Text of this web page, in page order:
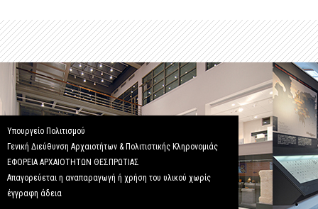
Υπουργείο Πολιτισμού
Γενική Διεύθυνση Αρχαιοτήτων & Πολιτιστικής Κληρονομιάς
ΕΦΟΡΕΙΑ ΑΡΧΑΙΟΤΗΤΩΝ ΘΕΣΠΡΩΤΙΑΣ
Απαγορεύεται η αναπαραγωγή ή χρήση του υλικού χωρίς
έγγραφη άδεια